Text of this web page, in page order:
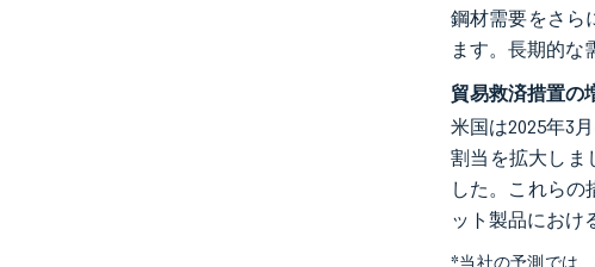
鋼材需要をさら
ます。長期的な
貿易救済措置の
米国は2025年3
割当を拡大しま
した。これらの
ット製品におけ
*当社の予測では